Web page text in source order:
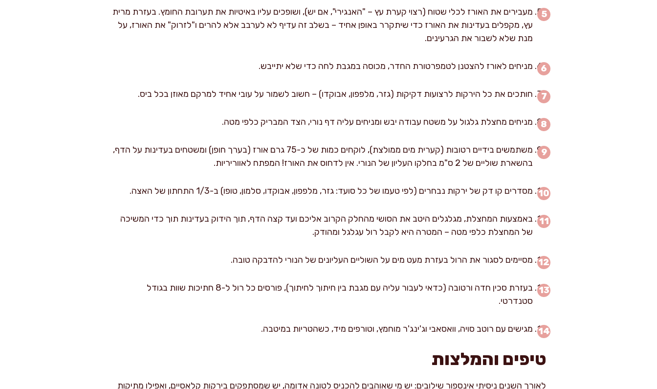
מעבירים את האורז לכלי שטוח (רצוי קערת עץ – "האנגירי", אם יש), ושופכים עליו באיטיות את תערובת החומץ. בעזרת מרית
עץ, מקפלים בעדינות את האורז כדי שיתקרר באופן אחיד – בשלב זה עדיף לא לערבב אלא להרים ו"לזרוק" את האורז, על
מנת שלא לשבור את הגרעינים.
מניחים לאורז להצטנן לטמפרטורת החדר, מכוסה במגבת לחה כדי שלא יתייבש.
חותכים את כל הירקות לרצועות דקיקות (גזר, מלפפון, אבוקדו) – חשוב לשמור על עובי אחיד למרקם מאוזן בכל ביס.
מניחים מחצלת גלגול על משטח עבודה יבש ומניחים עליה דף נורי, הצד המבריק כלפי מטה.
משתמשים בידיים רטובות (קערית מים ממולצת), לוקחים כמות של כ-75 גרם אורז (בערך חופן) ומשטחים בעדינות על הדף,
בהשארת שוליים של 2 ס"מ בחלקו העליון של הנורי. אין לדחוס את האורז! המפתח לאווריריות.
מסדרים קו דק של ירקות נבחרים (לפי טעמו של כל סועד: גזר, מלפפון, אבוקדו, סלמון, טופו) ב-1/3 התחתון של האצה.
באמצעות המחצלת, מגלגלים היטב את הסושי מהחלק הקרוב אליכם ועד קצה הדף, תוך הידוק בעדינות תוך כדי המשיכה
של המחצלת כלפי מטה – המטרה היא לקבל רול עגלגל ומהודק.
מסיימים לסגור את הרול בעזרת מעט מים על השוליים העליונים של הנורי להדבקה טובה.
בעזרת סכין חדה ורטובה (כדאי לעבור עליה עם מגבת בין חיתוך לחיתוך), פורסים כל רול ל-8 חתיכות שוות בגודל
סטנדרטי.
מגישים עם רוטב סויה, וואסאבי וג'ינג'ר מוחמץ, וטורפים מיד, כשהטריות במיטבה.
טיפים והמלצות
לאורך השנים ניסיתי אינספור שילובים: יש מי שאוהבים להכניס לטונה אדומה, יש שמסתפקים בירקות קלאסיים, ואפילו מתיקות